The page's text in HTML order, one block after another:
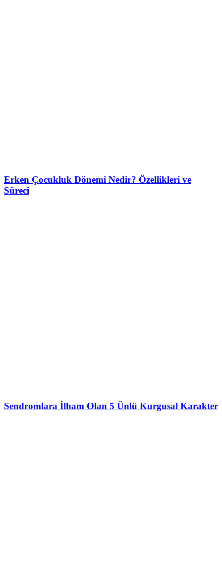
Erken Çocukluk Dönemi Nedir? Özellikleri ve
Süreci
Sendromlara İlham Olan 5 Ünlü Kurgusal Karakter